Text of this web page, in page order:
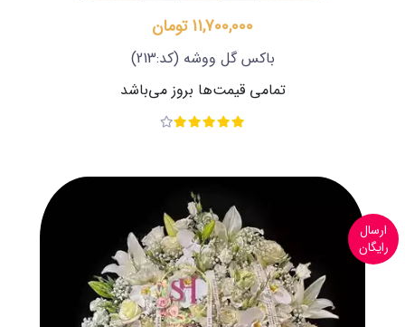
11,700,000 تومان
باکس گل ووشه (کد:213)
تمامی قیمت‌ها بروز می‌باشد
ارسال
رایگان